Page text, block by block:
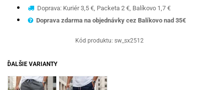
Doprava: Kuriér 3,5 €, Packeta 2 €, Balíkovo 1,7 €
Doprava zdarma na objednávky cez Balíkovo nad 35€
Kód produktu: sw_sx2512
ĎALŠIE VARIANTY